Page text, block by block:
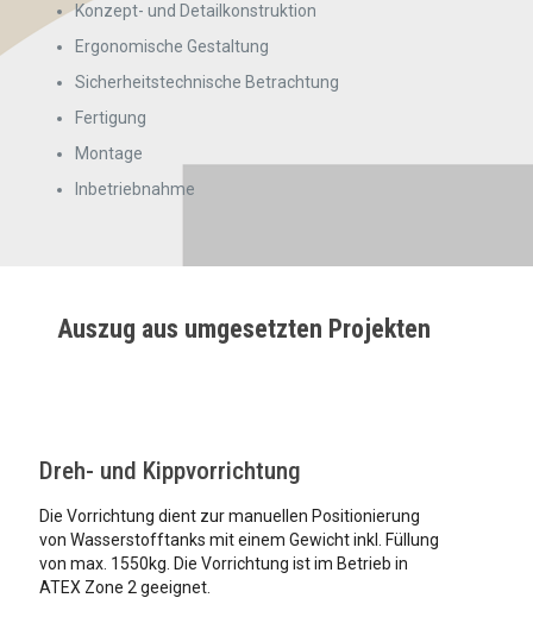
Konzept- und Detailkonstruktion
Ergonomische Gestaltung
Sicherheitstechnische Betrachtung
Fertigung
Montage
Inbetriebnahme
Auszug aus umgesetzten Projekten
Dreh- und Kippvorrichtung
Die Vorrichtung dient zur manuellen Positionierung
von Wasserstofftanks mit einem Gewicht inkl. Füllung
von max. 1550kg. Die Vorrichtung ist im Betrieb in
ATEX Zone 2 geeignet.